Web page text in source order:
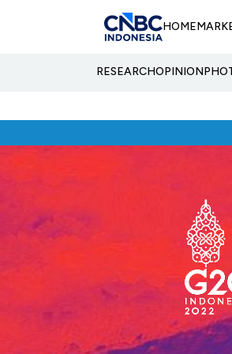
HOME
RESEARCHOPINION